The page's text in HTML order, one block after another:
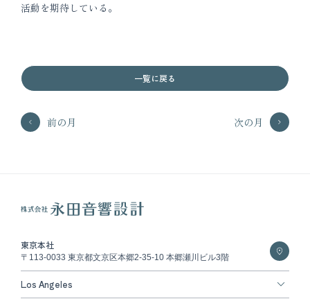
活動を期待している。
前の月
一覧に戻る
次の月
東京本社
〒113-0033 東京都文京区本郷2-35-10 本郷瀬川ビル3階
Los Angeles